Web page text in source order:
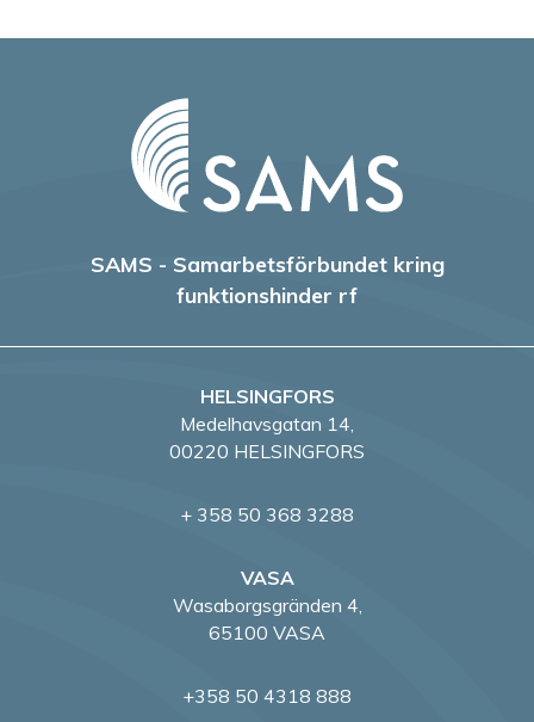
SAMS - Samarbetsförbundet kring
funktionshinder rf
HELSINGFORS
Medelhavsgatan 14,
00220 HELSINGFORS
+ 358 50 368 3288
VASA
Wasaborgsgränden 4,
65100 VASA
+358 50 4318 888